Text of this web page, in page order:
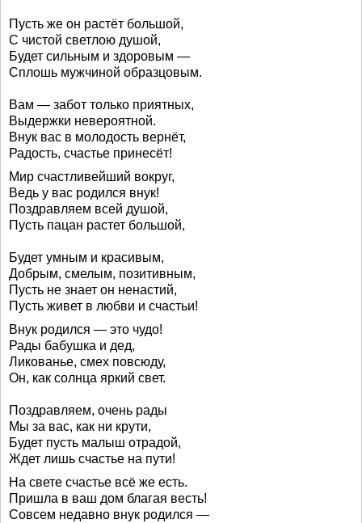
Пусть же он растёт большой,
С чистой светлою душой,
Будет сильным и здоровым —
Сплошь мужчиной образцовым.
Вам — забот только приятных,
Выдержки невероятной.
Внук вас в молодость вернёт,
Радость, счастье принесёт!
Мир счастливейший вокруг,
Ведь у вас родился внук!
Поздравляем всей душой,
Пусть пацан растет большой,
Будет умным и красивым,
Добрым, смелым, позитивным,
Пусть не знает он ненастий,
Пусть живет в любви и счастьи!
Внук родился — это чудо!
Рады бабушка и дед,
Ликованье, смех повсюду,
Он, как солнца яркий свет.
Поздравляем, очень рады
Мы за вас, как ни крути,
Будет пусть малыш отрадой,
Ждет лишь счастье на пути!
На свете счастье всё же есть.
Пришла в ваш дом благая весть!
Совсем недавно внук родился —